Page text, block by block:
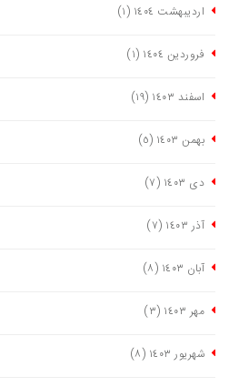
اردیبهشت ١٤٠٤ (١)
فروردین ١٤٠٤ (١)
اسفند ١٤٠٣ (١٩)
بهمن ١٤٠٣ (٥)
دی ١٤٠٣ (٧)
آذر ١٤٠٣ (٧)
آبان ١٤٠٣ (٨)
مهر ١٤٠٣ (٣)
شهریور ١٤٠٣ (٨)